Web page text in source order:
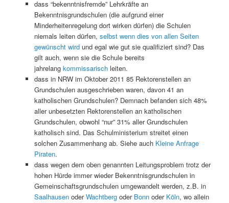
dass “bekenntnisfremde” Lehrkräfte an
Bekenntnisgrundschulen (die aufgrund einer
Minderheitenregelung dort wirken dürfen) die Schulen
niemals leiten dürfen, selbst wenn dies von allen Seiten
gewünscht wirdund egal wie gut sie qualifiziert sind? Das
gilt auch, wenn sie die Schule bereits
jahrelang kommissarischleiten.
dass in NRW im Oktober 2011 85 Rektorenstellen an
Grundschulen ausgeschrieben waren, davon 41 an
katholischen Grundschulen? Demnach befanden sich 48%
aller unbesetzten Rektorenstellen an katholischen
Grundschulen, obwohl “nur” 31% aller Grundschulen
katholisch sind. Das Schulministerium streitet einen
solchen Zusammenhang ab. Siehe auch Kleine Anfrage
Piraten.
dass wegen dem oben genannten Leitungsproblem trotz der
hohen Hürde immer wieder Bekenntnisgrundschulen in
Gemeinschaftsgrundschulen umgewandelt werden, z.B. in
SaalhausenoderWachtbergoder Bonnoder Köln, wo allein